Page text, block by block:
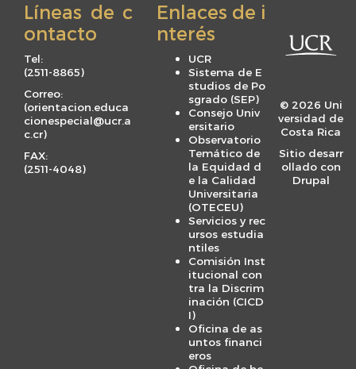
Líneas de c
ontacto
Tel:
(2511-8865)
Correo:
(orientacion.educa
cionespecial@ucr.a
c.cr)
FAX:
(2511-4048)
Enlaces de i
nterés
UCR
Sistema de E
studios de Po
sgrado (SEP)
Consejo Univ
ersitario
Observatorio
Temático de
la Equidad d
e la Calidad
Universitaria
(OTECEU)
Servicios y rec
ursos estudia
ntiles
Comisión Inst
itucional con
tra la Discrim
inación (CICD
I)
Oficina de as
untos financi
eros
© 2026 Uni
versidad de
Costa Rica
Sitio desarr
ollado con
Drupal